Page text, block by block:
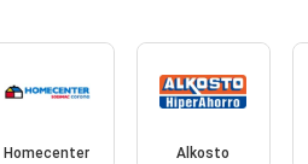
Homecenter Alkosto